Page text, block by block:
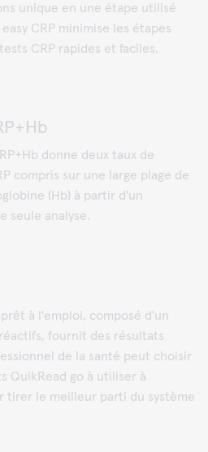
unique en une étape utilisé
CRP minimise les étapes
CRP rapides et faciles.
donne deux taux de
compris sur une large plage de
(Hb) à partir d'un
seule analyse.
prêt à l'emploi, composé d'un
fournit des résultats
de la santé peut choisir
QuikRead go à utiliser à
tirer le meilleur parti du système